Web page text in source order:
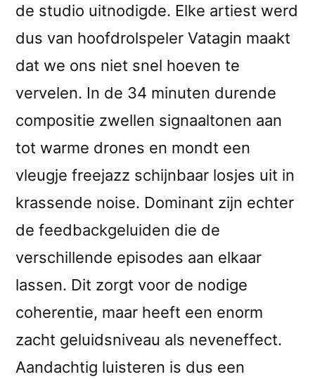
de studio uitnodigde. Elke artiest werd
dus van hoofdrolspeler Vatagin maakt
dat we ons niet snel hoeven te
vervelen. In de 34 minuten durende
compositie zwellen signaaltonen aan
tot warme drones en mondt een
vleugje freejazz schijnbaar losjes uit in
krassende noise. Dominant zijn echter
de feedbackgeluiden die de
verschillende episodes aan elkaar
lassen. Dit zorgt voor de nodige
coherentie, maar heeft een enorm
zacht geluidsniveau als neveneffect.
Aandachtig luisteren is dus een